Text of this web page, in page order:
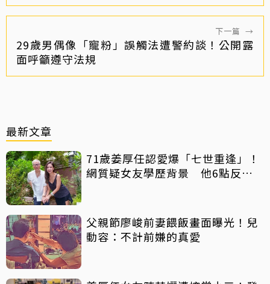
下一篇 →
29歲男偶像「寵粉」誤觸法遭警約談！公開露
面呼籲遵守法規
最新文章
71歲姜厚任認愛爆「七世重逢」！
網質疑女友學歷背景 他6點反
父親節廖峻前妻餵飯畫面曝光！兒
動容：不計前嫌的真愛